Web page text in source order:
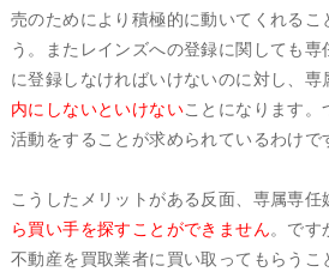
売のためにより積極的に動いてくれるこ
う。またレインズへの登録に関しても
に登録しなければいけないのに対し、専
内にしないといけないことになります。
活動をすることが求められているわけで
こうしたメリットがある反面、専属専任
ら買い手を探すことができません。です
不動産を買取業者に買い取ってもらうこ